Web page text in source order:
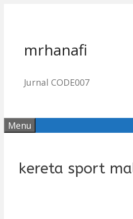
mrhanafi
Jurnal CODE007
Menu
kereta sport